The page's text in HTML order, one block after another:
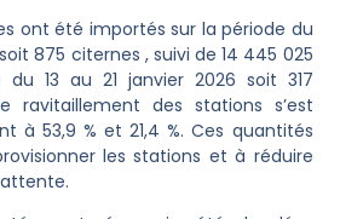
ont été importés sur la période du
875 citernes , suivi de 14 445 025
13 au 21 janvier 2026 soit 317
ravitaillement des stations s’est
à 53,9 % et 21,4 %. Ces quantités
les stations et à réduire